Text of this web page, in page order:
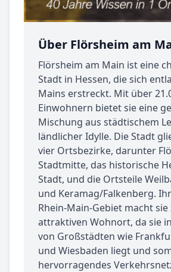
Über Flörsheim am
Flörsheim am Main ist eine
Stadt in Hessen, die sich
Mains erstreckt. Mit über
Einwohnern bietet sie eine
Mischung aus städtischem
ländlicher Idylle. Die Stadt
vier Ortsbezirke, darunter
Stadtmitte, das historische
Stadt, und die Ortsteile
und Keramag/Falkenberg.
Rhein-Main-Gebiet macht sie
attraktiven Wohnort, da sie
von Großstädten wie
und Wiesbaden liegt und
hervorragendes